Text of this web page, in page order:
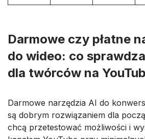
Darmowe czy płatne
do wideo: co
dla twórców na
Darmowe narzędzia AI do
są dobrym rozwiązaniem dla
chcą przetestować możliwości i